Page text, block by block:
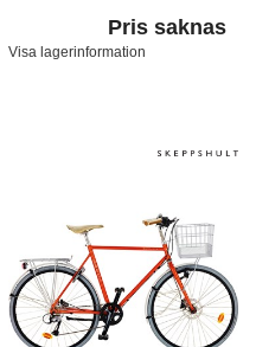
Pris saknas
Visa lagerinformation